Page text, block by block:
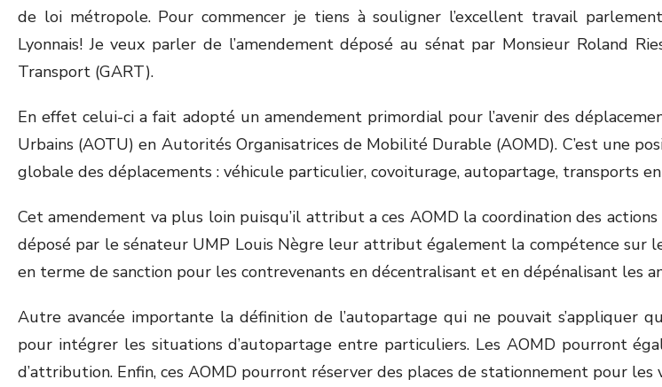
de loi métropole. Pour commencer je tiens à souligner l’excellent travail
Lyonnais! Je veux parler de l’amendement déposé au sénat par Monsieur Roland
Transport (GART).
En effet celui-ci a fait adopté un amendement primordial pour l’avenir des
Urbains (AOTU) en Autorités Organisatrices de Mobilité Durable (AOMD). C’est une
globale des déplacements : véhicule particulier, covoiturage, autopartage, transports
Cet amendement va plus loin puisqu’il attribut a ces AOMD la coordination des
déposé par le sénateur UMP Louis Nègre leur attribut également la compétence
en terme de sanction pour les contrevenants en décentralisant et en dépénalisant les
Autre avancée importante la définition de l’autopartage qui ne pouvait s’appliquer
pour intégrer les situations d’autopartage entre particuliers. Les AOMD pourront
d’attribution. Enfin, ces AOMD pourront réserver des places de stationnement pour